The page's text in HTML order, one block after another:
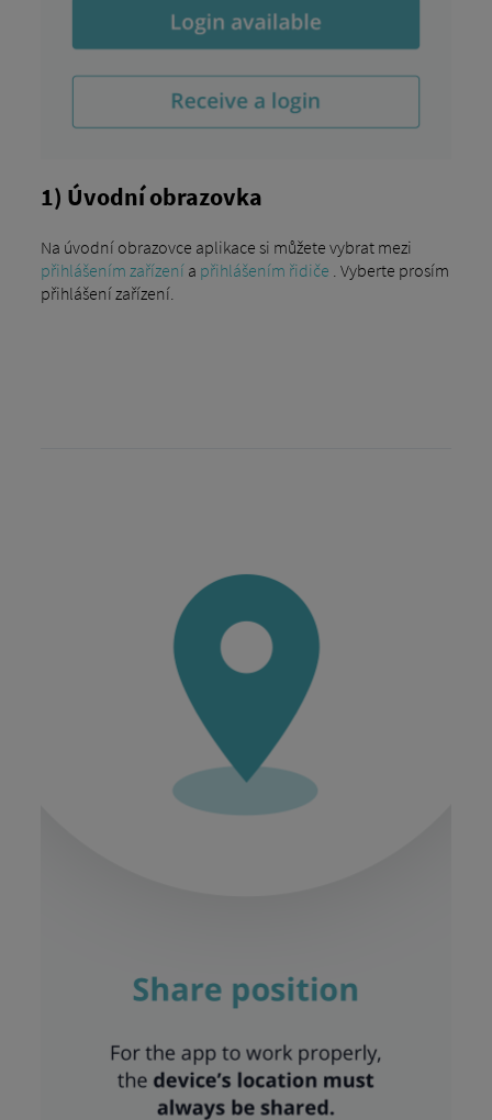
1) Úvodní obrazovka
Na úvodní obrazovce aplikace si můžete vybrat mezi
přihlášením zařízenía přihlášením řidiče . Vyberte prosím
přihlášení zařízení.